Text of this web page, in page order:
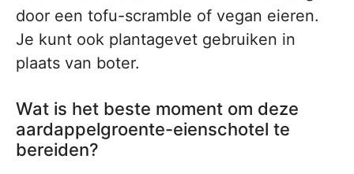
door een tofu-scramble of vegan eieren.
Je kunt ook plantagevet gebruiken in
plaats van boter.
Wat is het beste moment om deze
aardappelgroente-eienschotel te
bereiden?